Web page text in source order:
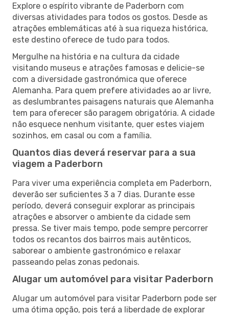
Explore o espírito vibrante de Paderborn com
diversas atividades para todos os gostos. Desde as
atrações emblemáticas até à sua riqueza histórica,
este destino oferece de tudo para todos.
Mergulhe na história e na cultura da cidade
visitando museus e atrações famosas e delicie-se
com a diversidade gastronómica que oferece
Alemanha. Para quem prefere atividades ao ar livre,
as deslumbrantes paisagens naturais que Alemanha
tem para oferecer são paragem obrigatória. A cidade
não esquece nenhum visitante, quer estes viajem
sozinhos, em casal ou com a família.
Quantos dias deverá reservar para a sua
viagem a Paderborn
Para viver uma experiência completa em Paderborn,
deverão ser suficientes 3 a 7 dias. Durante esse
período, deverá conseguir explorar as principais
atrações e absorver o ambiente da cidade sem
pressa. Se tiver mais tempo, pode sempre percorrer
todos os recantos dos bairros mais autênticos,
saborear o ambiente gastronómico e relaxar
passeando pelas zonas pedonais.
Alugar um automóvel para visitar Paderborn
Alugar um automóvel para visitar Paderborn pode ser
uma ótima opção, pois terá a liberdade de explorar